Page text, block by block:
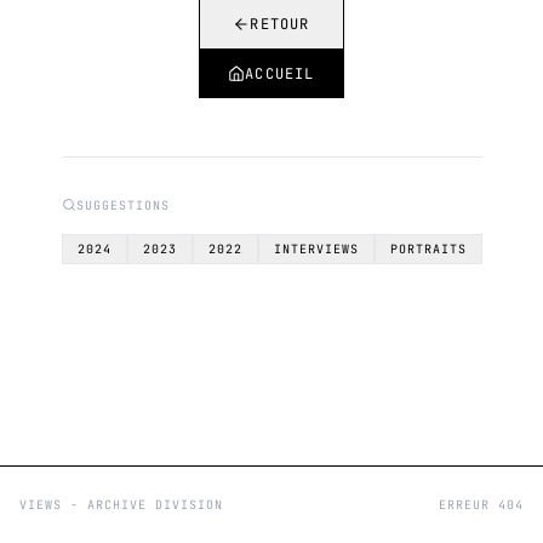
RETOUR
ACCUEIL
SUGGESTIONS
2024 2023 2022 INTERVIEWS PORTRAITS
VIEWS - ARCHIVE DIVISION ERREUR 404